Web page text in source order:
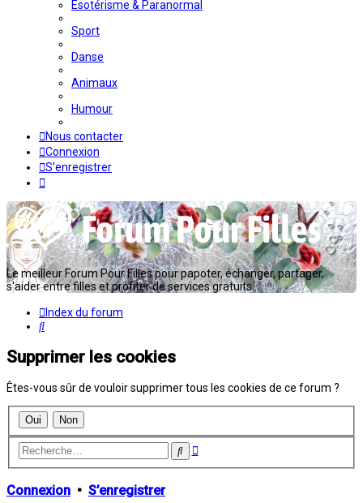
Ésotérisme & Paranormal
Sport
Danse
Animaux
Humour
Nous contacter
Connexion
S’enregistrer
Le meilleur Forum Pour Filles pour papoter, échanger, partager,
s'aider entre filles et profiter de services gratuits...
Index du forum
Rechercher
Supprimer les cookies
Êtes-vous sûr de vouloir supprimer tous les cookies de ce forum ?
Rechercher
Recherche
Connexion • S’enregistrer